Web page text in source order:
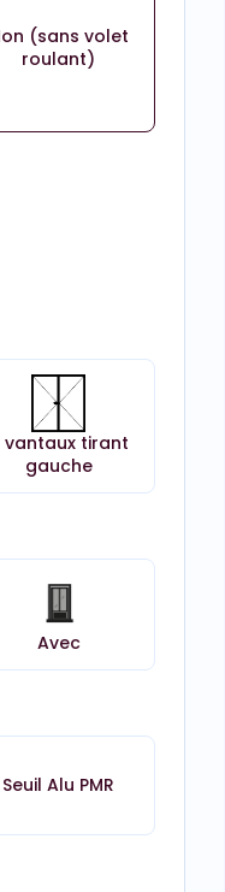
(sans volet
roulant)
vantaux tirant
gauche
Avec
Seuil Alu PMR